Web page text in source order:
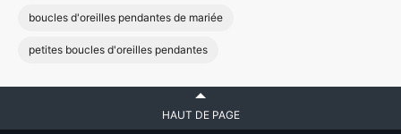
boucles d'oreilles pendantes de mariée
petites boucles d'oreilles pendantes
HAUT DE PAGE